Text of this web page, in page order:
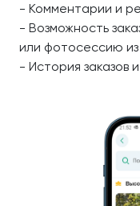
- Комментарии и
- Возможность
или фотосессию
- История заказов